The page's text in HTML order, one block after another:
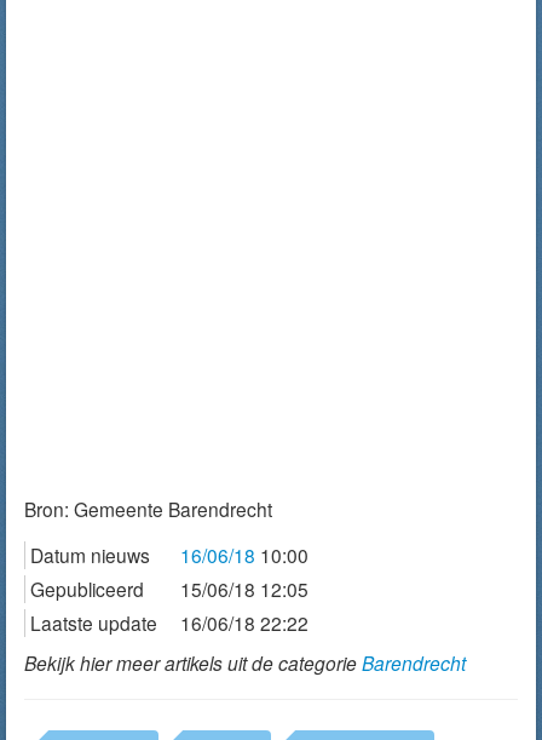
Bron: Gemeente Barendrecht
Datum nieuws
16/06/18 10:00
Gepubliceerd
15/06/18 12:05
Laatste update
16/06/18 22:22
Bekijk hier meer artikels uit de categorieBarendrecht